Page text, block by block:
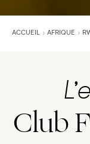
ACCUEIL AFRIQUE
Club